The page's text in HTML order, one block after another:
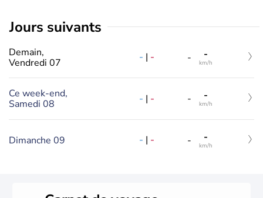
jours suivants
Demain,
Vendredi 07
- | - - -
km/h
Ce week-end,
Samedi 08
- | - - -
km/h
Dimanche 09 - | - - -
km/h